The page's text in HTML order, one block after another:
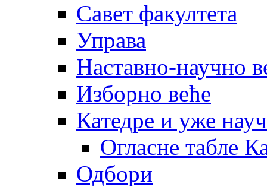
Савет факултета
Управа
Наставно-научно
Изборно веће
Катедре и уже
Огласне табле
Одбори